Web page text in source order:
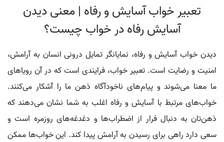
تعبیر خواب آسایش و رفاه | معنی دیدن
آسایش رفاه در خواب چیست؟
دیدن خواب آسایش و رفاه، نمایانگر تمایل درونی انسان به آرامش،
امنیت و رضایت است. تعبیر خواب، فرایندی است که در آن رویاهای
ما معنا می‌شوند و پیام‌های ناخودآگاه ذهن ما را آشکار می‌کنند.
خواب‌های مرتبط با آسایش و رفاه اغلب به شما نشان می‌دهند که
ذهن‌تان به دنبال فرار از اضطراب‌ها و دغدغه‌های روزمره است و
سعی دارد راهی برای رسیدن به آرامش پیدا کند. این خواب‌ها ممکن